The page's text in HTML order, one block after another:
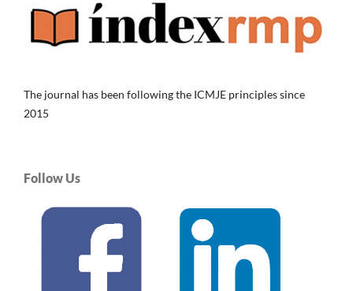
The journal has been following the ICMJE principles since
2015
Follow Us